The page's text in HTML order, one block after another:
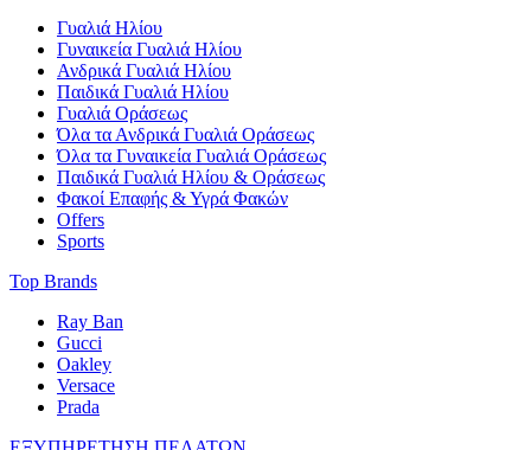
Γυαλιά Ηλίου
Γυναικεία Γυαλιά Ηλίου
Ανδρικά Γυαλιά Ηλίου
Παιδικά Γυαλιά Ηλίου
Γυαλιά Οράσεως
Όλα τα Ανδρικά Γυαλιά Οράσεως
Όλα τα Γυναικεία Γυαλιά Οράσεως
Παιδικά Γυαλιά Ηλίου & Οράσεως
Φακοί Επαφής & Υγρά Φακών
Offers
Sports
Top Brands
Ray Ban
Gucci
Oakley
Versace
Prada